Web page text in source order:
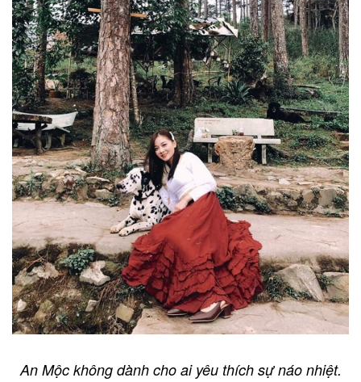
An Mộc không dành cho ai yêu thích sự náo nhiệt.